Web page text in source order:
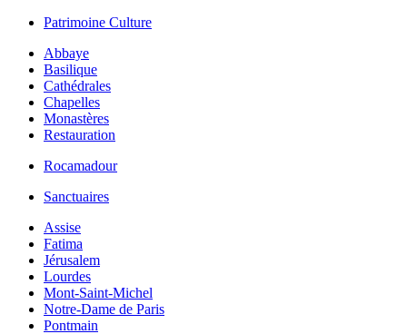
Patrimoine Culture
Abbaye
Basilique
Cathédrales
Chapelles
Monastères
Restauration
Rocamadour
Sanctuaires
Assise
Fatima
Jérusalem
Lourdes
Mont-Saint-Michel
Notre-Dame de Paris
Pontmain